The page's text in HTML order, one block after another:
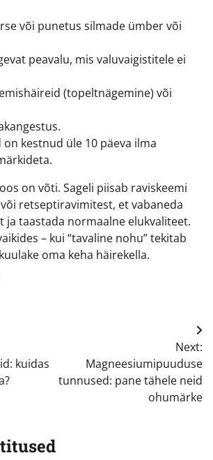
või punetus silmade ümber või
peavalu, mis valuvaigistitele ei
(topeltnägemine) või
kestnud üle 10 päeva ilma
on võti. Sageli piisab raviskeemi
retseptiravimitest, et vabaneda
ja taastada normaalne elukvaliteet.
– kui “tavaline nohu” tekitab
oma keha häirekella.
kuidas
Next:
Magneesiumipuuduse
tunnused: pane tähele neid
ohumärke